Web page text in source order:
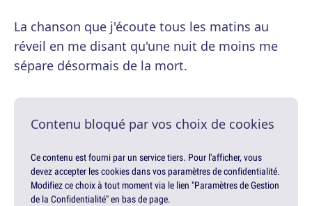
La chanson que j'écoute tous les matins au
réveil en me disant qu'une nuit de moins me
sépare désormais de la mort.
Contenu bloqué par vos choix de cookies
Ce contenu est fourni par un service tiers. Pour l'afficher, vous
devez accepter les cookies dans vos paramètres de confidentialité.
Modifiez ce choix à tout moment via le lien "Paramètres de Gestion
de la Confidentialité" en bas de page.